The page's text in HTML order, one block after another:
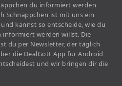
du informiert werden
Schnäppchen ist mit uns ein
kannst so entscheide, wie du
informiert werden willst. Die
du per Newsletter, der täglich
die DealGott App für Android
und wir bringen dir die